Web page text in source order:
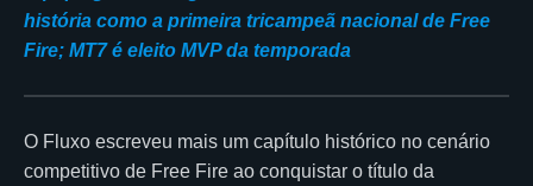
história como a primeira tricampeã nacional de Free
Fire; MT7 é eleito MVP da temporada
O Fluxo escreveu mais um capítulo histórico no cenário
competitivo de Free Fire ao conquistar o título da